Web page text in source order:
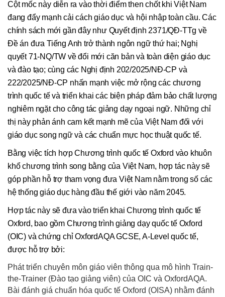
Cột mốc này diễn ra vào thời điểm then chốt khi Việt Nam
đang đẩy mạnh cải cách giáo dục và hội nhập toàn cầu. Các
chính sách mới gần đây như Quyết định 2371/QĐ-TTg về
Đề án đưa Tiếng Anh trở thành ngôn ngữ thứ hai; Nghị
quyết 71-NQ/TW về đổi mới căn bản và toàn diện giáo dục
và đào tạo; cùng các Nghị định 202/2025/NĐ-CP và
222/2025/NĐ-CP nhấn mạnh việc mở rộng các chương
trình quốc tế và triển khai các biện pháp đảm bảo chất lượng
nghiêm ngặt cho công tác giảng dạy ngoại ngữ. Những chỉ
thị này phản ánh cam kết mạnh mẽ của Việt Nam đối với
giáo dục song ngữ và các chuẩn mực học thuật quốc tế.
Bằng việc tích hợp Chương trình quốc tế Oxford vào khuôn
khổ chương trình song bằng của Việt Nam, hợp tác này sẽ
góp phần hỗ trợ tham vọng đưa Việt Nam nằm trong số các
hệ thống giáo dục hàng đầu thế giới vào năm 2045.
Hợp tác này sẽ đưa vào triển khai Chương trình quốc tế
Oxford, bao gồm Chương trình giảng dạy quốc tế Oxford
(OIC) và chứng chỉ OxfordAQA GCSE, A-Level quốc tế,
được hỗ trợ bởi:
Phát triển chuyên môn giáo viên thông qua mô hình Train-
the-Trainer (Đào tạo giảng viên) của OIC và OxfordAQA.
Bài đánh giá chuẩn hóa quốc tế Oxford (OISA) nhằm đánh